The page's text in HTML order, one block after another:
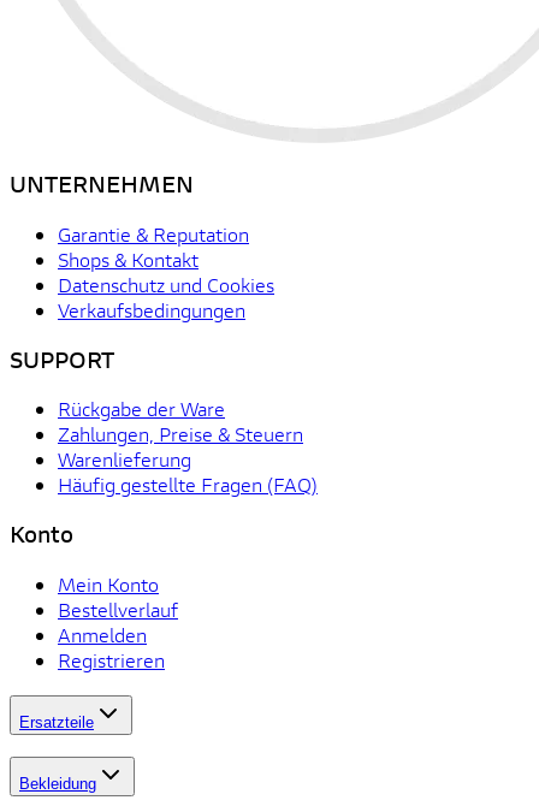
UNTERNEHMEN
Garantie & Reputation
Shops & Kontakt
Datenschutz und Cookies
Verkaufsbedingungen
SUPPORT
Rückgabe der Ware
Zahlungen, Preise & Steuern
Warenlieferung
Häufig gestellte Fragen (FAQ)
Konto
Mein Konto
Bestellverlauf
Anmelden
Registrieren
Ersatzteile
Bekleidung